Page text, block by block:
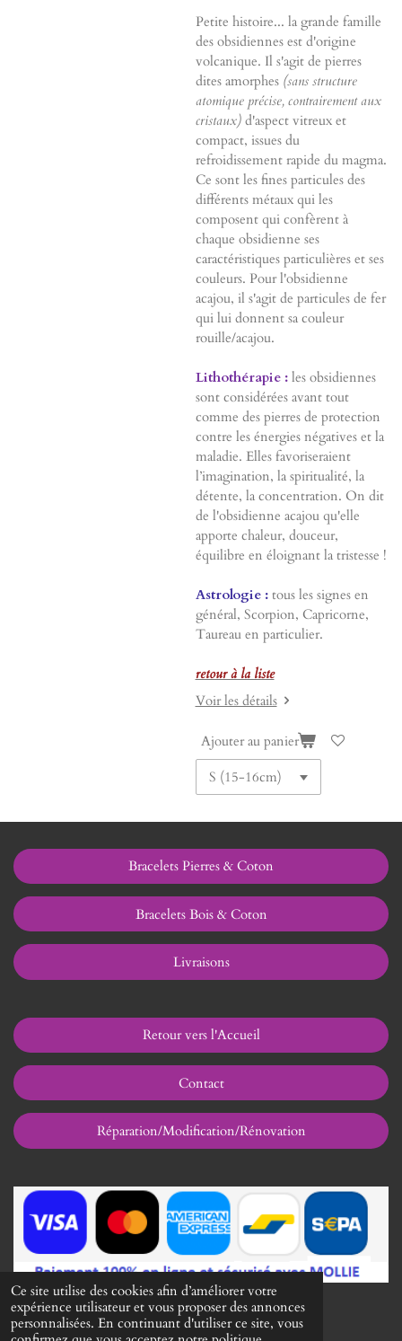
Ce site utilise des cookies afin d’améliorer votre
expérience utilisateur et vous proposer des annonces
personnalisées. En continuant d'utiliser ce site, vous
Petite histoire... la grande famille
des obsidiennes est d'origine
volcanique. Il s'agit de pierres
dites amorphes (sans structure
atomique précise, contrairement aux
cristaux)d'aspect vitreux et
compact, issues du
refroidissement rapide du magma.
Ce sont les fines particules des
différents métaux qui les
composent qui confèrent à
chaque obsidienne ses
caractéristiques particulières et ses
couleurs. Pour l'obsidienne
acajou, il s'agit de particules de fer
qui lui donnent sa couleur
rouille/acajou.
Lithothérapie :les obsidiennes
sont considérées avant tout
comme des pierres de protection
contre les énergies négatives et la
maladie. Elles favoriseraient
l’imagination, la spiritualité, la
détente, la concentration. On dit
de l'obsidienne acajou qu'elle
apporte chaleur, douceur,
équilibre en éloignant la tristesse !
Astrologie : tous les signes en
général, Scorpion, Capricorne,
Taureau en particulier.
retour à la liste
Voir les détails
Ajouter au panier
Bracelets Pierres & Coton
Bracelets Bois & Coton
Livraisons
Retour vers l'Accueil
Contact
Réparation/Modification/Rénovation
I
n